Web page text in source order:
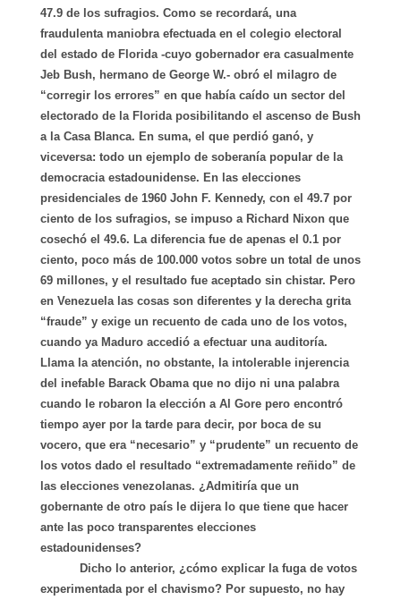
47.9 de los sufragios. Como se recordará, una
fraudulenta maniobra efectuada en el colegio electoral
del estado de Florida -cuyo gobernador era casualmente
Jeb Bush, hermano de George W.- obró el milagro de
“corregir los errores” en que había caído un sector del
electorado de la Florida posibilitando el ascenso de Bush
a la Casa Blanca. En suma, el que perdió ganó, y
viceversa: todo un ejemplo de soberanía popular de la
democracia estadounidense. En las elecciones
presidenciales de 1960 John F. Kennedy, con el 49.7 por
ciento de los sufragios, se impuso a Richard Nixon que
cosechó el 49.6. La diferencia fue de apenas el 0.1 por
ciento, poco más de 100.000 votos sobre un total de unos
69 millones, y el resultado fue aceptado sin chistar. Pero
en Venezuela las cosas son diferentes y la derecha grita
“fraude” y exige un recuento de cada uno de los votos,
cuando ya Maduro accedió a efectuar una auditoría.
Llama la atención, no obstante, la intolerable injerencia
del inefable Barack Obama que no dijo ni una palabra
cuando le robaron la elección a Al Gore pero encontró
tiempo ayer por la tarde para decir, por boca de su
vocero, que era “necesario” y “prudente” un recuento de
los votos dado el resultado “extremadamente reñido” de
las elecciones venezolanas. ¿Admitiría que un
gobernante de otro país le dijera lo que tiene que hacer
ante las poco transparentes elecciones
estadounidenses?
Dicho lo anterior, ¿cómo explicar la fuga de votos
experimentada por el chavismo? Por supuesto, no hay